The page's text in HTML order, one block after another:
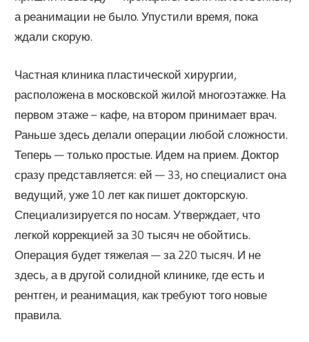
а реанимации не было. Упустили время, пока
ждали скорую.
Частная клиника пластической хирургии,
расположена в московской жилой многоэтажке. На
первом этаже – кафе, на втором принимает врач.
Раньше здесь делали операции любой сложности.
Теперь — только простые. Идем на прием. Доктор
сразу представляется: ей — 33, но специалист она
ведущий, уже 10 лет как пишет докторскую.
Специализируется по носам. Утверждает, что
легкой коррекцией за 30 тысяч не обойтись.
Операция будет тяжелая — за 220 тысяч. И не
здесь, а в другой солидной клинике, где есть и
рентген, и реанимация, как требуют того новые
правила.